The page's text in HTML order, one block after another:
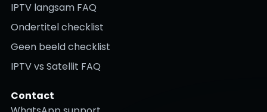
IPTV langsam FAQ
Ondertitel checklist
Geen beeld checklist
IPTV vs Satellit FAQ
Contact